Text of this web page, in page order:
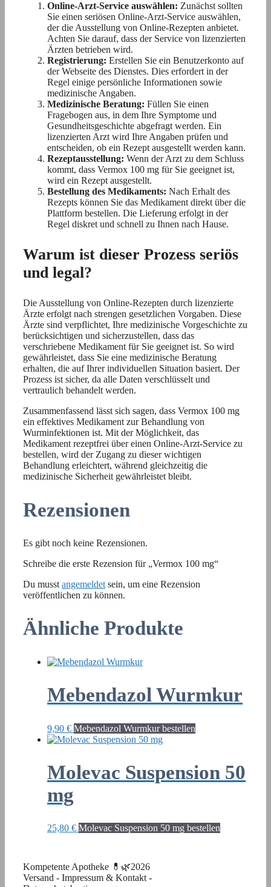
Online-Arzt-Service auswählen: Zunächst sollten
Sie einen seriösen Online-Arzt-Service auswählen,
der die Ausstellung von Online-Rezepten anbietet.
Achten Sie darauf, dass der Service von lizenzierten
Ärzten betrieben wird.
Registrierung: Erstellen Sie ein Benutzerkonto auf
der Webseite des Dienstes. Dies erfordert in der
Regel einige persönliche Informationen sowie
medizinische Angaben.
Medizinische Beratung: Füllen Sie einen
Fragebogen aus, in dem Ihre Symptome und
Gesundheitsgeschichte abgefragt werden. Ein
lizenzierten Arzt wird Ihre Angaben prüfen und
entscheiden, ob ein Rezept ausgestellt werden kann.
Rezeptausstellung: Wenn der Arzt zu dem Schluss
kommt, dass Vermox 100 mg für Sie geeignet ist,
wird ein Rezept ausgestellt.
Bestellung des Medikaments: Nach Erhalt des
Rezepts können Sie das Medikament direkt über die
Plattform bestellen. Die Lieferung erfolgt in der
Regel diskret und schnell zu Ihnen nach Hause.
Warum ist dieser Prozess seriös
und legal?
Die Ausstellung von Online-Rezepten durch lizenzierte
Ärzte erfolgt nach strengen gesetzlichen Vorgaben. Diese
Ärzte sind verpflichtet, Ihre medizinische Vorgeschichte zu
berücksichtigen und sicherzustellen, dass das
verschriebene Medikament für Sie geeignet ist. So wird
gewährleistet, dass Sie eine medizinische Beratung
erhalten, die auf Ihrer individuellen Situation basiert. Der
Prozess ist sicher, da alle Daten verschlüsselt und
vertraulich behandelt werden.
Zusammenfassend lässt sich sagen, dass Vermox 100 mg
ein effektives Medikament zur Behandlung von
Wurminfektionen ist. Mit der Möglichkeit, das
Medikament rezeptfrei über einen Online-Arzt-Service zu
bestellen, wird der Zugang zu dieser wichtigen
Behandlung erleichtert, während gleichzeitig die
medizinische Sicherheit gewährleistet bleibt.
Rezensionen
Es gibt noch keine Rezensionen.
Schreibe die erste Rezension für „Vermox 100 mg“
Du musst angemeldet sein, um eine Rezension
veröffentlichen zu können.
Ähnliche Produkte
Mebendazol Wurmkur
9,90 € Mebendazol Wurmkur bestellen
Molevac Suspension 50
mg
25,80 € Molevac Suspension 50 mg bestellen
Kompetente Apotheke 💊🌿2026
Versand - Impressum & Kontakt -